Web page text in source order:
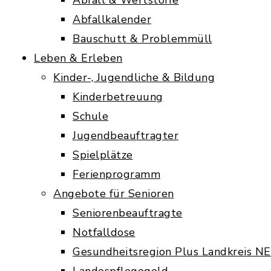
Abfallkalender
Bauschutt & Problemmüll
Leben & Erleben
Kinder-, Jugendliche & Bildung
Kinderbetreuung
Schule
Jugendbeauftragter
Spielplätze
Ferienprogramm
Angebote für Senioren
Seniorenbeauftragte
Notfalldose
Gesundheitsregion Plus Landkreis